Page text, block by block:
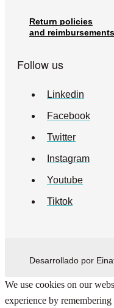
Return policies
and reimbursements
Follow us
Linkedin
Facebook
Twitter
Instagram
Youtube
Tiktok
Desarrollado por
We use cookies on our
experience by